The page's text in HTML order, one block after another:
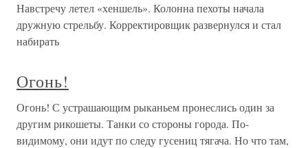
Навстречу летел «хеншель». Колонна пехоты начала
дружную стрельбу. Корректировщик развернулся и стал
набирать
Огонь!
Огонь! С устрашающим рыканьем пронеслись один за
другим рикошеты. Танки со стороны города. По-
видимому, они идут по следу гусениц тягача. Но что там,